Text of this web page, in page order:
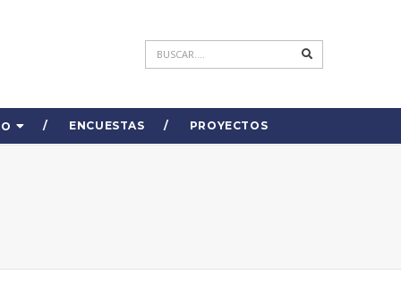
ENCUESTAS PROYECTOS